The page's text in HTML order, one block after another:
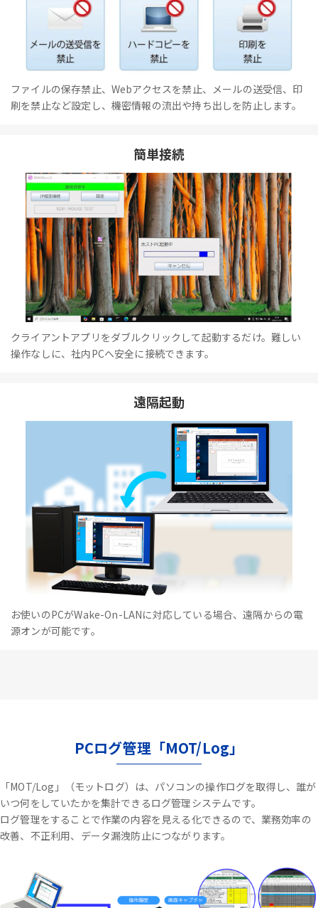
ファイルの保存禁止、Webアクセスを禁止、メールの送受信、印
刷を禁止など設定し、機密情報の流出や持ち出しを防止します。
簡単接続
クライアントアプリをダブルクリックして起動するだけ。難しい
操作なしに、社内PCへ安全に接続できます。
遠隔起動
お使いのPCがWake-On-LANに対応している場合、遠隔からの電
源オンが可能です。
PCログ管理「MOT/Log」
「MOT/Log」（モットログ）は、パソコンの操作ログを取得し、誰が
いつ何をしていたかを集計できるログ管理システムです。
ログ管理をすることで作業の内容を見える化できるので、業務効率の
改善、不正利用、データ漏洩防止につながります。